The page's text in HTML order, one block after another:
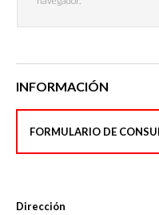
INFORMACIÓN
FORMULARIO DE
Dirección